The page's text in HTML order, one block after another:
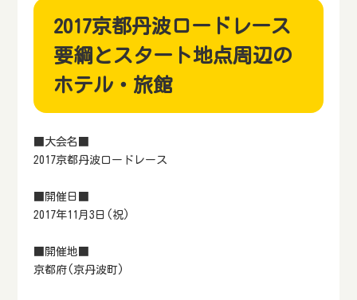
2017京都丹波ロードレース
要綱とスタート地点周辺の
ホテル・旅館
■大会名■
2017京都丹波ロードレース
■開催日■
2017年11月3日(祝)
■開催地■
京都府(京丹波町)